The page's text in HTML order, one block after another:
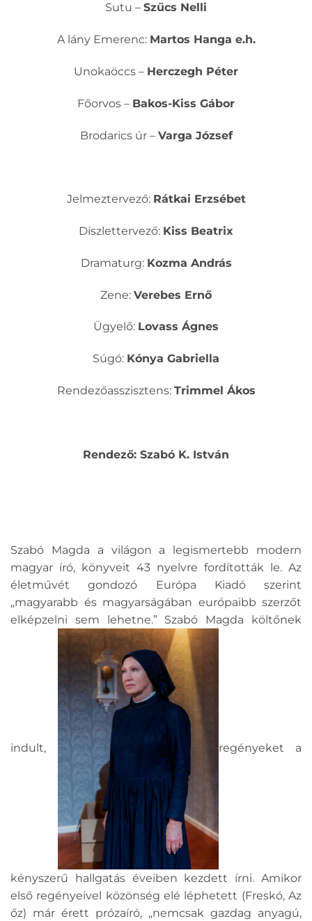
Sutu – Szűcs Nelli
A lány Emerenc: Martos Hanga e.h.
Unokaöccs – Herczegh Péter
Főorvos – Bakos-Kiss Gábor
Brodarics úr – Varga József
Jelmeztervező: Rátkai Erzsébet
Díszlettervező: Kiss Beatrix
Dramaturg: Kozma András
Zene: Verebes Ernő
Ügyelő: Lovass Ágnes
Súgó: Kónya Gabriella
Rendezőasszisztens: Trimmel Ákos
Rendező: Szabó K. István
Szabó Magda a világon a legismertebb modern
magyar író, könyveit 43 nyelvre fordították le. Az
életművét gondozó Európa Kiadó szerint
„magyarabb és magyarságában európaibb szerzőt
elképzelni sem lehetne.” Szabó Magda költőnek
indult, regényeket a
kényszerű hallgatás éveiben kezdett írni. Amikor
első regényeivel közönség elé léphetett (Freskó, Az
őz) már érett prózaíró, „nemcsak gazdag anyagú,